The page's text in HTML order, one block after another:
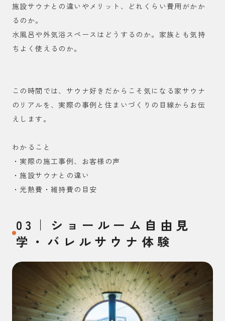
施設サウナとの違いやメリット、どれくらい費用がかか
るのか。
水風呂や外気浴スペースはどうするのか。家族とも気持
ちよく使えるのか。
この時間では、サウナ好きだからこそ気になる家サウナ
のリアルを、実際の事例と住まいづくりの目線からお伝
えします。
わかること
・実際の施工事例、お客様の声
・施設サウナとの違い
・光熱費・維持費の目安
03｜ショールーム自由見
学・バレルサウナ体験